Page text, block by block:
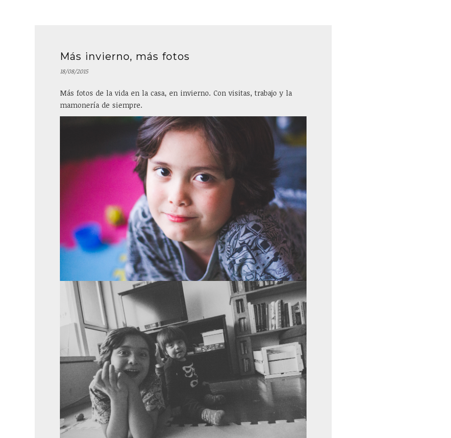
Más invierno, más fotos
18/08/2015
Más fotos de la vida en la casa, en invierno. Con visitas, trabajo y la
mamonería de siempre.